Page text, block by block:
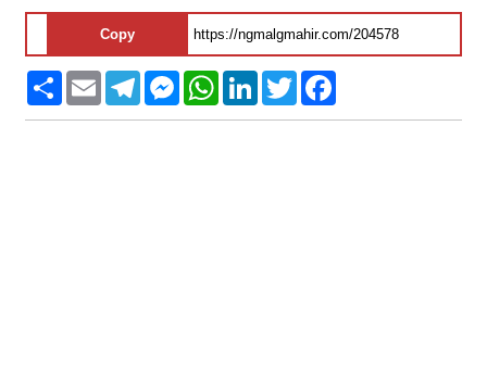
Copy
Share Email
TelegramMessengerWhatsAppLinkedInTwitter
Facebook